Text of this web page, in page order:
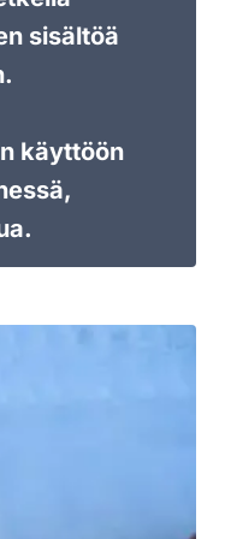
sisältöä
käyttöön